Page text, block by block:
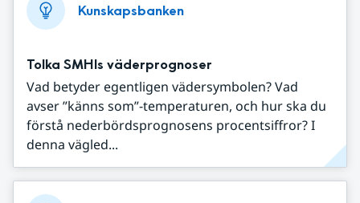
Kunskapsbanken
Tolka SMHIs väderprognoser
Vad betyder egentligen vädersymbolen? Vad
avser ”känns som”-temperaturen, och hur ska du
förstå nederbördsprognosens procentsiffror? I
denna vägled...